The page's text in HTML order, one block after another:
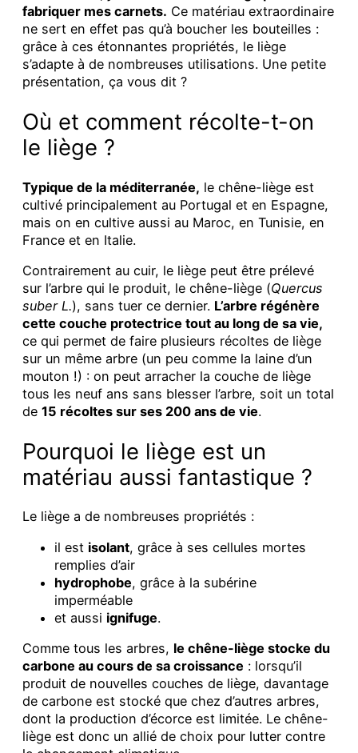
fabriquer mes carnets. Ce matériau extraordinaire
ne sert en effet pas qu’à boucher les bouteilles :
grâce à ces étonnantes propriétés, le liège
s’adapte à de nombreuses utilisations. Une petite
présentation, ça vous dit ?
Où et comment récolte-t-on
le liège ?
Typique de la méditerranée, le chêne-liège est
cultivé principalement au Portugal et en Espagne,
mais on en cultive aussi au Maroc, en Tunisie, en
France et en Italie.
Contrairement au cuir, le liège peut être prélevé
sur l’arbre qui le produit, le chêne-liège (Quercus
suber L.), sans tuer ce dernier. L’arbre régénère
cette couche protectrice tout au long de sa vie,
ce qui permet de faire plusieurs récoltes de liège
sur un même arbre (un peu comme la laine d’un
mouton !) : on peut arracher la couche de liège
tous les neuf ans sans blesser l’arbre, soit un total
de 15 récoltes sur ses 200 ans de vie.
Pourquoi le liège est un
matériau aussi fantastique ?
Le liège a de nombreuses propriétés :
il est isolant, grâce à ses cellules mortes
remplies d’air
hydrophobe, grâce à la subérine
imperméable
et aussi ignifuge.
Comme tous les arbres, le chêne-liège stocke du
carbone au cours de sa croissance : lorsqu’il
produit de nouvelles couches de liège, davantage
de carbone est stocké que chez d’autres arbres,
dont la production d’écorce est limitée. Le chêne-
liège est donc un allié de choix pour lutter contre